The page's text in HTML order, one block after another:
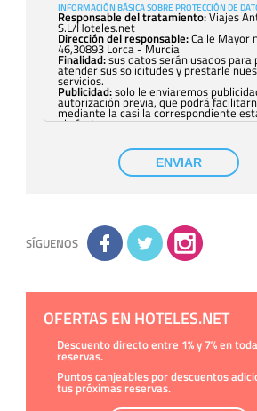
INFORMACIÓN BÁSICA SOBRE PROTECCIÓN DE
Responsable del tratamiento:Viajes
S.L/Hoteles.net
Dirección del responsable:Calle Mayor
46,30893 Lorca - Murcia
Finalidad:sus datos serán usados para
atender sus solicitudes y prestarle
servicios.
Publicidad:solo le enviaremos
autorización previa, que podrá
mediante la casilla correspondiente
al efecto.
con su consentimiento previo, que podrá
facilitarnos mediante la casilla
establecida al efecto.
Destinatarios:con carácter general, sólo
Derechos:tiene derecho a saber qué
información tenemos sobre usted,
eliminarla, tal y como se explica en la
información adicional disponible en
la información adicional y detallada
ENVIAR
SÍGUENOS
OFERTAS EN HOTELES.NET
Descuento directo entre 1% y 7% en
reservas.
Puntos canjeables por descuentos
tus próximas reservas.